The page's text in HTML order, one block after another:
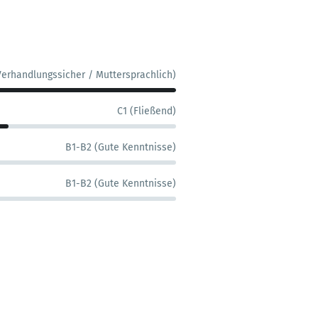
/ Muttersprachlich)
C1 (Fließend)
B1-B2 (Gute Kenntnisse)
B1-B2 (Gute Kenntnisse)